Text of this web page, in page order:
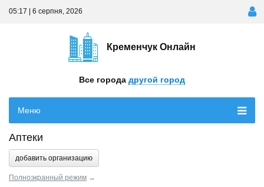
05:17 | 6 серпня, 2026
Кременчук Онлайн
Все города другой город
Меню
Аптеки
добавить организацию
Полноэкранный режим →